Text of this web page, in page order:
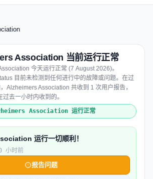
Association 当前运行正常
今天运行正常 (7 August 2026)。
目前未检测到任何进行中的故障或问题。在过
Alzheimers Association 共收到 1 次用户报告，
去一小时内收到的。
Association 运行正常
运行一切顺利！
小时前
报告问题